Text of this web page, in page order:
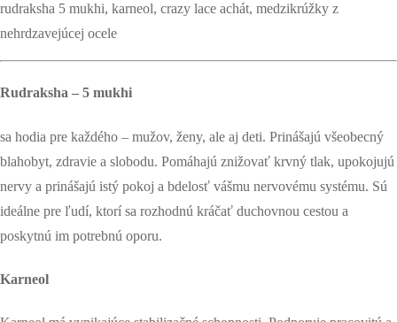
rudraksha 5 mukhi, karneol, crazy lace achát, medzikrúžky z
nehrdzavejúcej ocele
Rudraksha – 5 mukhi
sa hodia pre každého – mužov, ženy, ale aj deti. Prinášajú všeobecný
blahobyt, zdravie a slobodu. Pomáhajú znižovať krvný tlak, upokojujú
nervy a prinášajú istý pokoj a bdelosť vášmu nervovému systému. Sú
ideálne pre ľudí, ktorí sa rozhodnú kráčať duchovnou cestou a
poskytnú im potrebnú oporu.
Karneol